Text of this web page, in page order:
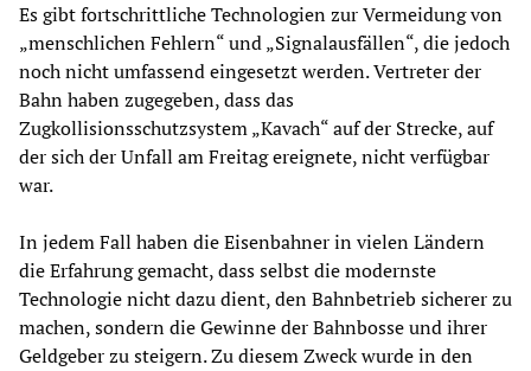
Es gibt fortschrittliche Technologien zur Vermeidung von
„menschlichen Fehlern“ und „Signalausfällen“, die jedoch
noch nicht umfassend eingesetzt werden. Vertreter der
Bahn haben zugegeben, dass das
Zugkollisionsschutzsystem „Kavach“ auf der Strecke, auf
der sich der Unfall am Freitag ereignete, nicht verfügbar
war.
In jedem Fall haben die Eisenbahner in vielen Ländern
die Erfahrung gemacht, dass selbst die modernste
Technologie nicht dazu dient, den Bahnbetrieb sicherer zu
machen, sondern die Gewinne der Bahnbosse und ihrer
Geldgeber zu steigern. Zu diesem Zweck wurde in den